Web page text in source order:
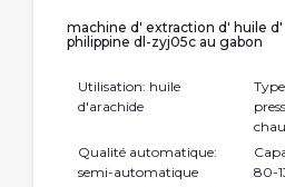
machine d' extraction d' huile
philippine dl-zyj05c au gabon
Utilisation: huile
d'arachide
Qualité automatique:
semi-automatique
80-